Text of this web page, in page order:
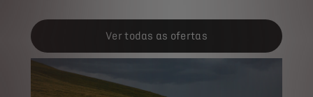
Ver todas as ofertas